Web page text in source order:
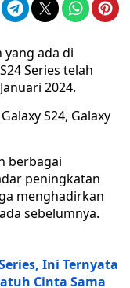
yang ada di
Series telah
2024.
S24, Galaxy
berbagai
peningkatan
menghadirkan
sebelumnya.
Ini Ternyata
Cinta Sama